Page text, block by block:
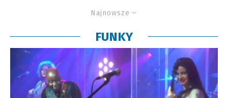
Najnowsze
FUNKY